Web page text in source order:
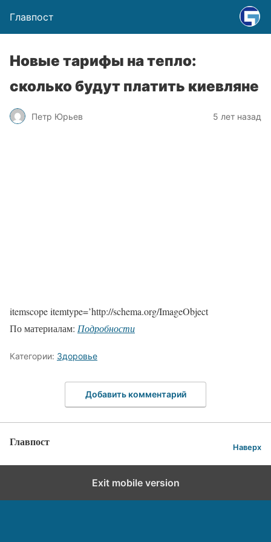
Главпост
Новые тарифы на тепло:
сколько будут платить киевляне
Петр Юрьев 5 лет назад
itemscope itemtype=’http://schema.org/ImageObject
По материалам: Подробности
Категории: Здоровье
Добавить комментарий
Главпост Наверх
Exit mobile version